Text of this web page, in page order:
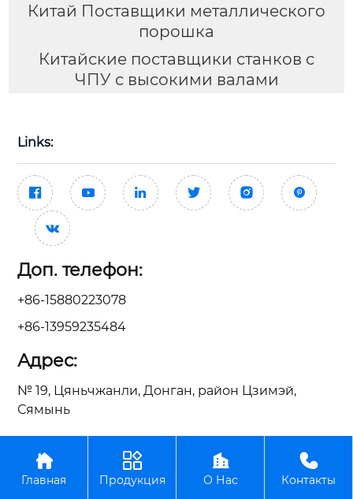
Китай Поставщики металлического
порошка
Китайские поставщики станков с
ЧПУ с высокими валами
Links:
     

Доп. телефон:
+86-15880223078
+86-13959235484
Адрес:
№ 19, Цяньчжанли, Донган, район Цзимэй,
Сямынь
ООО Сямынь Тайсин Механические Электрические

Главная

Продукция

О Нас

Контакты